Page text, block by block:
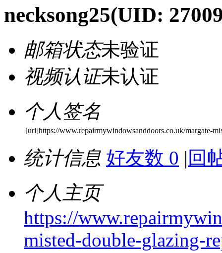
necksong25(UID:
邮箱状态未验证
视频认证未认证
个人签名
[url]https://www.repairmywindowsanddoors.co.uk/margate-
统计信息 好友数 0 | 回
个人主页
https://
misted-double-glazing-